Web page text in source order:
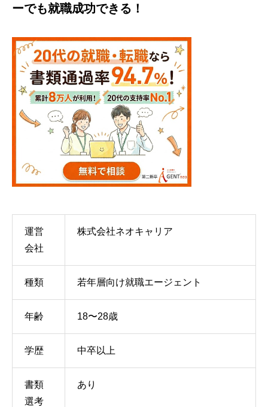
ーでも就職成功できる！
運営
会社
株式会社ネオキャリア
種類 若年層向け就職エージェント
年齢 18〜28歳
学歴 中卒以上
書類
選考
あり